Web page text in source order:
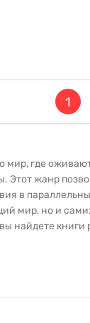
1
мир, где
Этот жанр
в
мир, но и
найдете